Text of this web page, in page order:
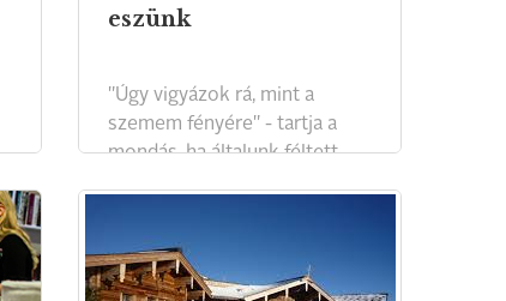
eszünk
"Úgy vigyázok rá, mint a
szemem fényére" - tartja a
mondás, ha általunk féltett
védekezünk-e a káros